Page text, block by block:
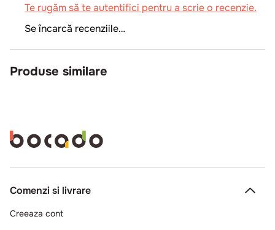
Te rugăm să te autentifici pentru a scrie o recenzie.
Se încarcă recenziile…
Produse similare
270g